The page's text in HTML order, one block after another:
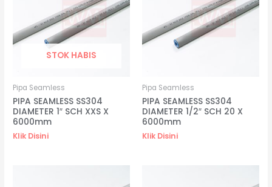
STOK HABIS
Pipa Seamless
PIPA SEAMLESS SS304
DIAMETER 1″ SCH XXS X
6000mm
Klik Disini
Pipa Seamless
PIPA SEAMLESS SS304
DIAMETER 1/2″ SCH 20 X
6000mm
Klik Disini